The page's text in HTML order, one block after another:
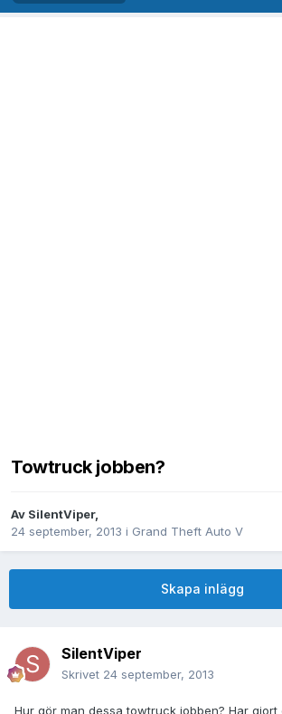
Towtruck jobben?
Av SilentViper,
24 september, 2013 i Grand Theft Auto V
Skapa inlägg
SilentViper
Skrivet 24 september, 2013
Hur gör man dessa towtruck jobben? Har